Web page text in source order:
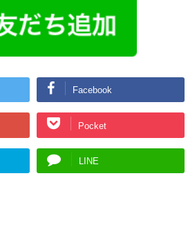
Facebook
Pocket
LINE